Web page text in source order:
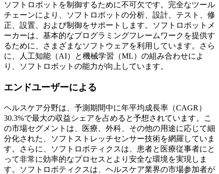
ソフトロボットを制御するために不可欠です。完全なツール
チェーンにより、ソフトロボットの分析、設計、テスト、修
正、設置、および制御をサポートします。ソフトロボットメ
ーカーは、基本的なプログラミングフレームワークを提供す
るために、さまざまなソフトウェアを利用しています。さら
に、人工知能（AI）と機械学習（ML）の組み合わせによ
り、ソフトロボットの能力が向上しています。
エンドユーザーによる
ヘルスケア分野は、予測期間中に年平均成長率（CAGR）
30.3%で最大の収益シェアを占めると予想されています。こ
の市場セグメントは、医療、外科、その他の用途に応じて細
分化された、ソフトストレッチセンサー技術を網羅していま
す。さらに、ソフトロボティクスは、患者と医療従事者にと
って非常に効率的なプロセスとより安全な環境を実現しま
す。ソフトロボティクスは、ヘルスケア業界の市場参加者が